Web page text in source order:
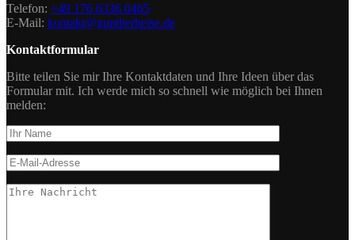
Telefon: +49 176 6336 0465
E-Mail: kontakt@guntherheise.de
Kontaktformular
Bitte teilen Sie mir Ihre Kontaktdaten und Ihre Ideen über das
Formular mit. Ich werde mich so schnell wie möglich bei Ihnen
melden: